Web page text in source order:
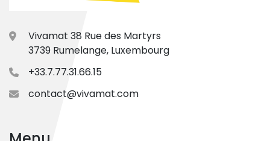
Vivamat 38 Rue des Martyrs
3739 Rumelange, Luxembourg
+33.7.77.31.66.15
contact@vivamat.com